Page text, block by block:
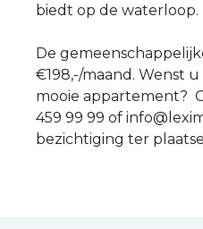
biedt op de waterloop.
De
€198,-/maand. Wenst
mooie appartement?
459 99 99 of
bezichtiging ter